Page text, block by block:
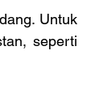
Untuk
seperti